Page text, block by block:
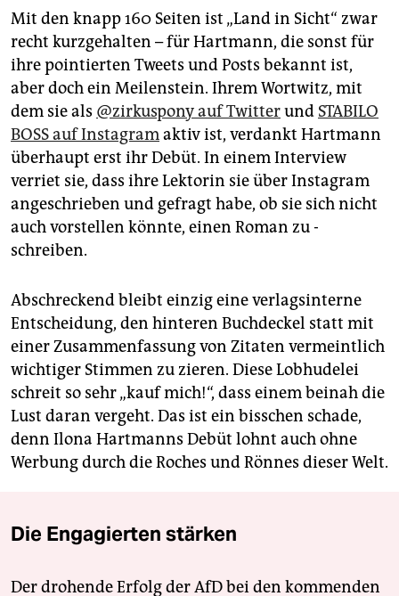
Mit den knapp 160 Seiten ist „Land in Sicht“ zwar
recht kurzgehalten – für Hartmann, die sonst für
ihre pointierten Tweets und Posts bekannt ist,
aber doch ein Meilenstein. Ihrem Wortwitz, mit
dem sie als @zirkuspony auf Twitterund STABILO
BOSS auf Instagramaktiv ist, verdankt Hartmann
überhaupt erst ihr Debüt. In einem Interview
verriet sie, dass ihre Lektorin sie über Instagram
angeschrieben und gefragt habe, ob sie sich nicht
auch vorstellen könnte, einen Roman zu ­
schreiben.
Abschreckend bleibt einzig eine verlagsinterne
Entscheidung, den hinteren Buchdeckel statt mit
einer Zusammen­fassung von Zitaten vermeintlich
wichtiger Stimmen zu zieren. Diese Lobhudelei
schreit so sehr „kauf mich!“, dass einem beinah die
Lust daran vergeht. Das ist ein bisschen schade,
denn Ilona Hartmanns Debüt lohnt auch ohne
Werbung durch die Roches und Rönnes dieser Welt.
Die Engagierten stärken
Der drohende Erfolg der AfD bei den kommenden